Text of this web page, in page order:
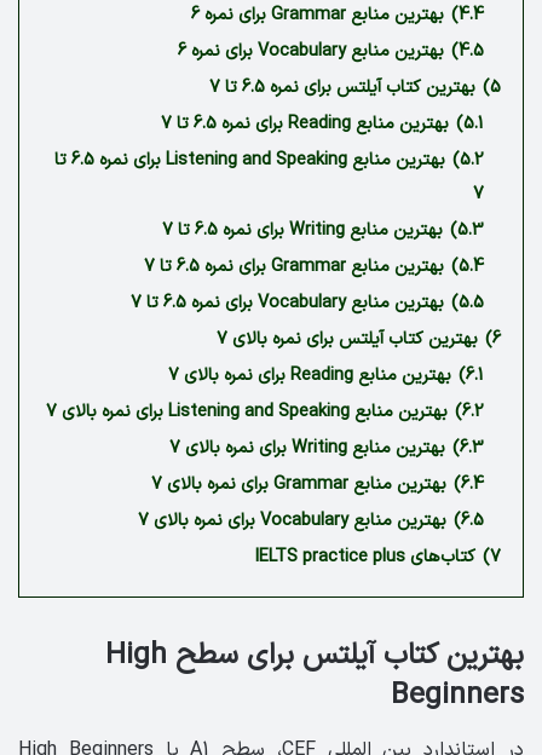
4.4) بهترین منابع Grammar برای نمره 6
4.5) بهترین منابع Vocabulary برای نمره 6
5) بهترین کتاب آیلتس برای نمره 6.5 تا 7‏
5.1) بهترین منابع Reading برای نمره 6.5 تا 7
5.2)
بهترین منابع Listening and Speaking برای نمره 6.5 تا
7
5.3) بهترین منابع Writing برای نمره 6.5 تا 7
5.4) بهترین منابع Grammar برای نمره 6.5 تا 7
5.5) بهترین منابع Vocabulary برای نمره 6.5 تا 7
6) بهترین کتاب آیلتس برای نمره بالای 7‏
6.1) بهترین منابع Reading برای نمره بالای 7
6.2) بهترین منابع Listening and Speaking برای نمره بالای 7
6.3) بهترین منابع Writing برای نمره بالای 7
6.4) بهترین منابع Grammar برای نمره بالای 7
6.5) بهترین منابع Vocabulary برای نمره بالای 7
7) کتاب‌های ‏IELTS practice plus
بهترین کتاب آیلتس برای سطح ‏High
Beginners